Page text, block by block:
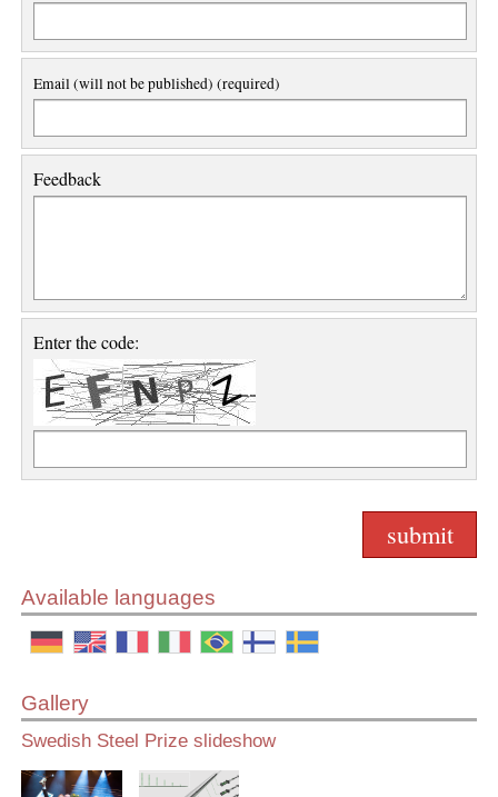
Email (will not be published) (required)
Feedback
Enter the code:
Available languages
Gallery
Swedish Steel Prize slideshow